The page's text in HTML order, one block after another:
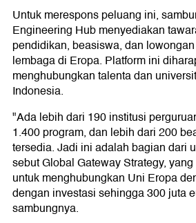
Untuk merespons peluang ini,
Engineering Hub menyediakan
pendidikan, beasiswa, dan
lembaga di Eropa. Platform ini
menghubungkan talenta dan
Indonesia.
"Ada lebih dari 190 institusi
1.400 program, dan lebih dari 200
tersedia. Jadi ini adalah bagian dari
sebut Global Gateway Strategy,
untuk menghubungkan Uni Eropa
dengan investasi sehingga 300 juta
sambungnya.